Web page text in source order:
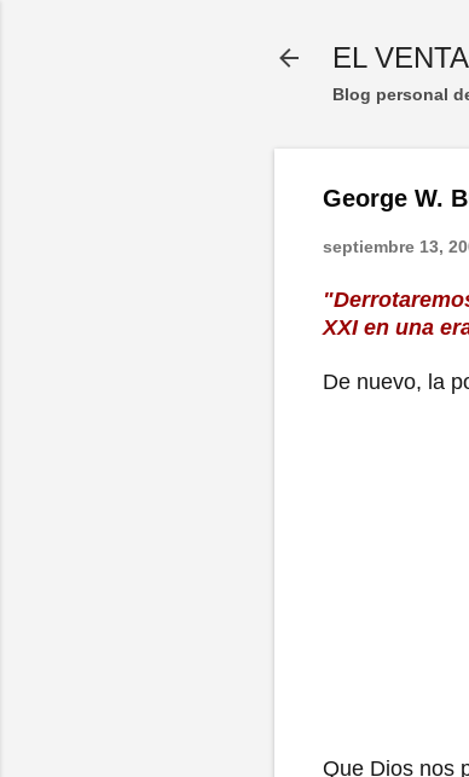
EL
Blog personal
George W.
septiembre 13,
XXI en una
De nuevo, la
Que Dios nos